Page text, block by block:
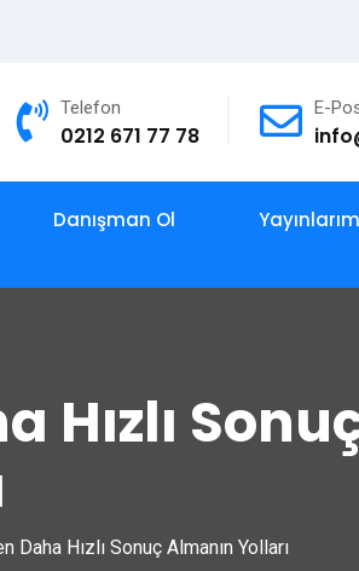
Telefon
0212 671 77 78
E-
Danışman Ol
Hızlı
Daha Hızlı Sonuç Almanın Yolları